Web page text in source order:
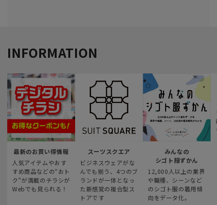
INFORMATION
最新のお買い得情報
人気アイテムやおす
すめ商品などの“おト
ク“が満載のチラシが
Webでも見られる！
スーツスクエア
ビジネスウェアがな
んでも揃う、4つのブ
ランドが一体となっ
た新感覚の複合型ス
トアです
みんなの
シゴト服ずかん
12,000人以上の業界
や職種、シーンなど
のシゴト服の着用傾
向をデータ化。